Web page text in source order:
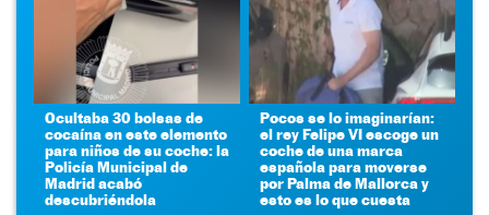
Ocultaba 30 bolsas de
cocaína en este elemento
para niños de su coche: la
Policía Municipal de
Madrid acabó
descubriéndola
Pocos se lo imaginarían:
el rey Felipe VI escoge un
coche de una marca
española para moverse
por Palma de Mallorca y
esto es lo que cuesta